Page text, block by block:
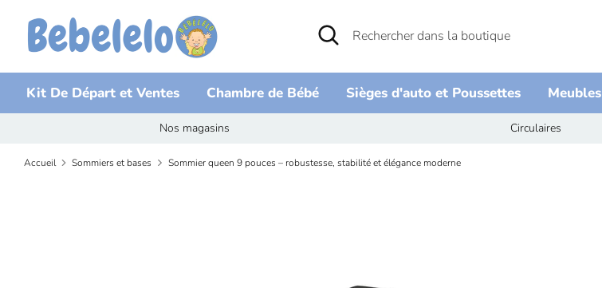
contenu
Recherche
Rechercher
dans
boutique
Kit De Départ et Ventes Chambre de Bébé Sièges d'auto et Poussettes Meubles
Nos magasins Circulaires
Accueil Sommiers et bases Sommier queen 9 pouces – robustesse, stabilité et élégance moderne